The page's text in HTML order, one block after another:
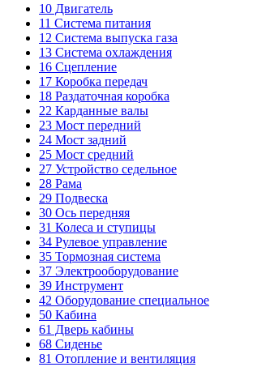
10 Двигатель
11 Система питания
12 Система выпуска газа
13 Система охлаждения
16 Сцепление
17 Коробка передач
18 Раздаточная коробка
22 Карданные валы
23 Мост передний
24 Мост задний
25 Мост средний
27 Устройство седельное
28 Рама
29 Подвеска
30 Ось передняя
31 Колеса и ступицы
34 Рулевое управление
35 Тормозная система
37 Электрооборудование
39 Инструмент
42 Оборудование специальное
50 Кабина
61 Дверь кабины
68 Сиденье
81 Отопление и вентиляция